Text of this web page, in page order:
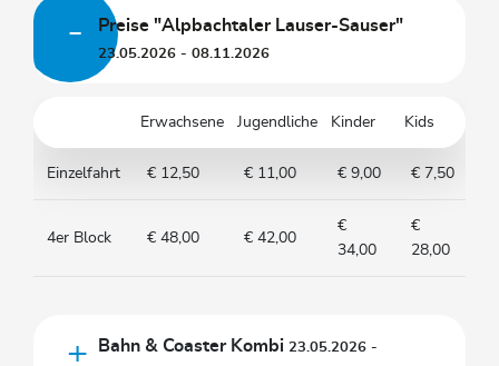
Preise "Alpbachtaler Lauser-Sauser"
23.05.2026 - 08.11.2026
Erwachsene Jugendliche Kinder Kids
Einzelfahrt € 12,50 € 11,00 € 9,00 € 7,50
4er Block € 48,00 € 42,00
€
34,00
€
28,00
Bahn & Coaster Kombi 23.05.2026 -